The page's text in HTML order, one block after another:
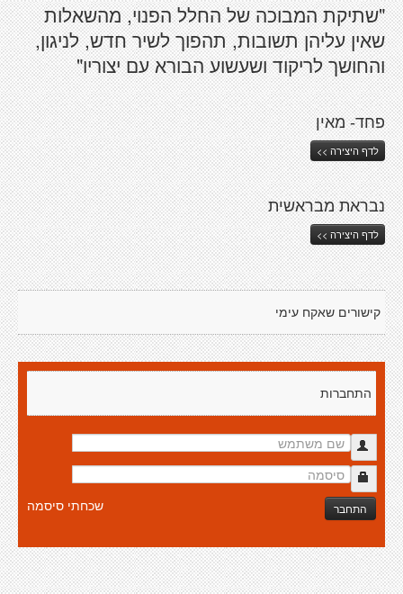
"שתיקת המבוכה של החלל הפנוי, מהשאלות
שאין עליהן תשובות, תהפוך לשיר חדש, לניגון,
והחושך לריקוד ושעשוע הבורא עם יצוריו"
פחד- מאין
לדף היצירה >>
נבראת מבראשית
לדף היצירה >>
קישורים שאקח עימי
התחברות
התחבר שכחתי סיסמה